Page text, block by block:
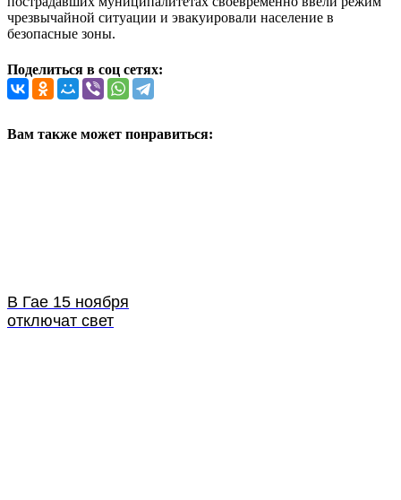
чрезвычайной ситуации и эвакуировали население в
безопасные зоны.
Поделиться в соц сетях:
Вам также может понравиться:
В Гае 15 ноября
отключат свет